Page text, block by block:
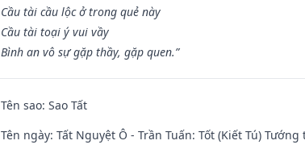
Cầu tài cầu lộc ở trong quẻ này
Cầu tài toại ý vui vầy
Bình an vô sự gặp thầy, gặp quen.”
Tên sao: Sao Tất
Tên ngày: Tất Nguyệt Ô - Trần Tuấn: Tốt (Kiết Tú)